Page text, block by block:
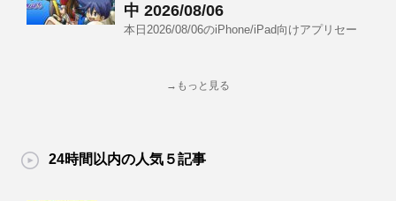
中 2026/08/06
本日2026/08/06のiPhone/iPad向けアプリセー
→もっと見る
24時間以内の人気５記事